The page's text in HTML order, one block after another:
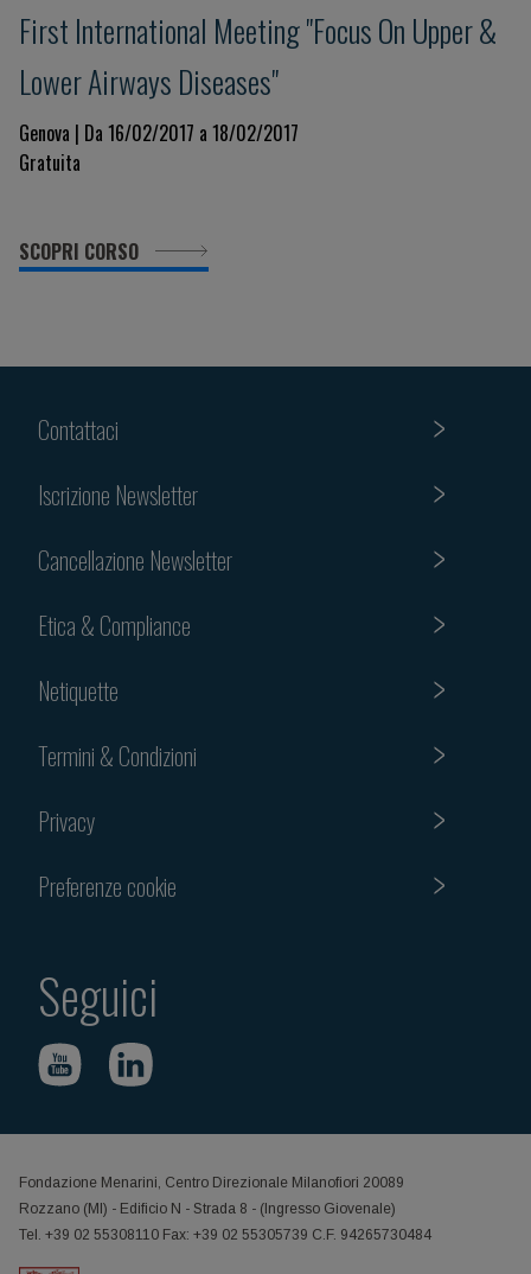
First International Meeting "Focus On Upper &
Lower Airways Diseases"
Genova | Da 16/02/2017 a 18/02/2017
Gratuita
SCOPRI CORSO
Contattaci
Iscrizione Newsletter
Cancellazione Newsletter
Etica & Compliance
Netiquette
Termini & Condizioni
Privacy
Preferenze cookie
Seguici
Fondazione Menarini, Centro Direzionale Milanofiori 20089
Rozzano (MI) - Edificio N - Strada 8 - (Ingresso Giovenale)
Tel. +39 02 55308110 Fax: +39 02 55305739 C.F. 94265730484